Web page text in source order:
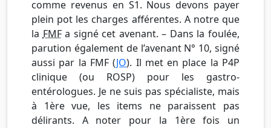
comme revenus en S1. Nous devons payer
plein pot les charges afférentes. A notre que
la FMFa signé cet avenant. – Dans la foulée,
parution également de l’avenant N° 10, signé
aussi par la FMF (JO). Il met en place la P4P
clinique (ou ROSP) pour les gastro-
entérologues. Je ne suis pas spécialiste, mais
à 1ère vue, les items ne paraissent pas
délirants. A noter pour la 1ère fois un